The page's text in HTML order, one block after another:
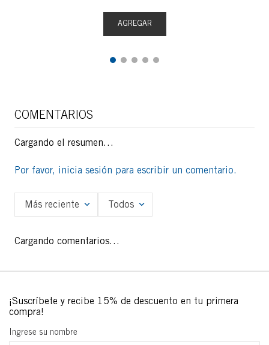
AGREGAR
COMENTARIOS
Cargando el resumen…
Por favor, inicia sesión para escribir un comentario.
Más reciente Todos
Cargando comentarios…
Ingrese su nombre